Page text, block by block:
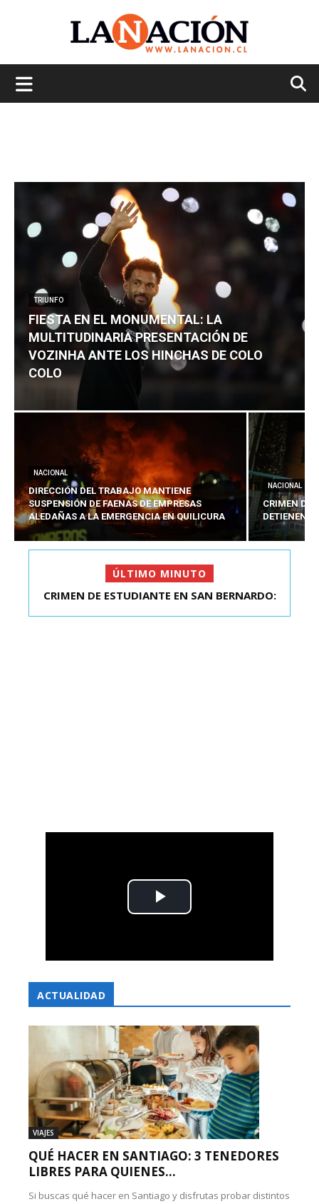
TRIUNFO
FIESTA EN EL MONUMENTAL: LA
MULTITUDINARIA PRESENTACIÓN DE
VOZINHA ANTE LOS HINCHAS DE COLO
COLO
NACIONAL
DIRECCIÓN DEL TRABAJO MANTIENE
SUSPENSIÓN DE FAENAS DE EMPRESAS
ALEDAÑAS A LA EMERGENCIA EN QUILICURA
NACIONAL
CRIMEN DE
DETIENEN
ÚLTIMO MINUTO
FIESTA EN EL MONUMENTAL: LA
ACTUALIDAD
VIAJES
QUÉ HACER EN SANTIAGO: 3 TENEDORES
LIBRES PARA QUIENES...
Si buscas qué hacer en Santiago y disfrutas probar distintos